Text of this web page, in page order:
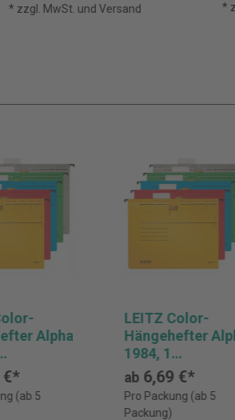
* zzgl. MwSt. und Versand
*
Alpha
€*
(ab 5
LEITZ Color-
Hängehefter
1984, 1
, Rechtsheftung,
Pack: 5 Stück
ab6,69 €*
Pro Packung (ab 5
Packung)